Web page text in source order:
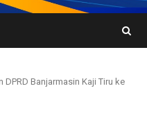
Banjarmasin Kaji Tiru ke